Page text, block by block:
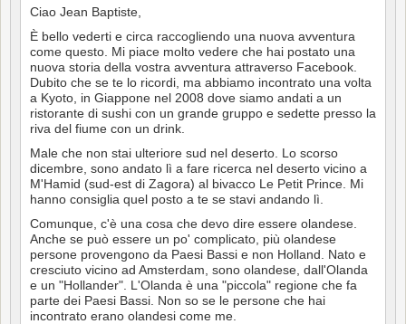
Ciao Jean Baptiste,
È bello vederti e circa raccogliendo una nuova avventura
come questo. Mi piace molto vedere che hai postato una
nuova storia della vostra avventura attraverso Facebook.
Dubito che se te lo ricordi, ma abbiamo incontrato una volta
a Kyoto, in Giappone nel 2008 dove siamo andati a un
ristorante di sushi con un grande gruppo e sedette presso la
riva del fiume con un drink.
Male che non stai ulteriore sud nel deserto. Lo scorso
dicembre, sono andato lì a fare ricerca nel deserto vicino a
M'Hamid (sud-est di Zagora) al bivacco Le Petit Prince. Mi
hanno consiglia quel posto a te se stavi andando lì.
Comunque, c'è una cosa che devo dire essere olandese.
Anche se può essere un po' complicato, più olandese
persone provengono da Paesi Bassi e non Holland. Nato e
cresciuto vicino ad Amsterdam, sono olandese, dall'Olanda
e un "Hollander". L'Olanda è una "piccola" regione che fa
parte dei Paesi Bassi. Non so se le persone che hai
incontrato erano olandesi come me.